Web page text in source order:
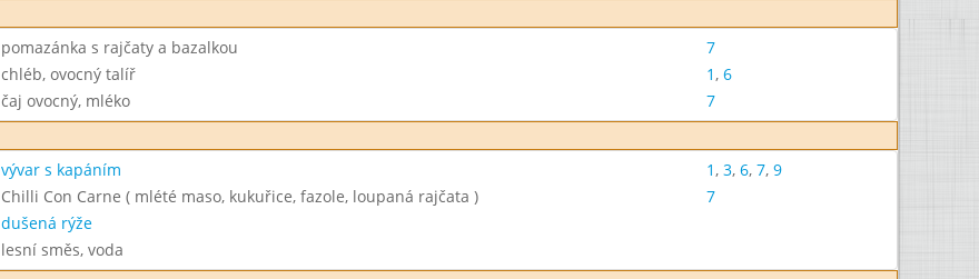
pomazánka s rajčaty a bazalkou
7
chléb, ovocný talíř 1, 6
čaj ovocný, mléko
7
vývar s kapáním 1, 3, 6, 7, 9
Chilli Con Carne ( mlété maso, kukuřice, fazole, loupaná rajčata )
7
dušená rýže
lesní směs, voda